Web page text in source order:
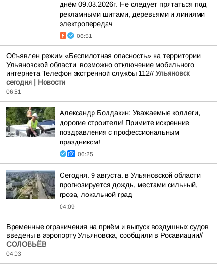
днём 09.08.2026г. Не следует прятаться под
рекламными щитами, деревьями и линиями
электропередач
06:51
Объявлен режим «Беспилотная опасность» на территории
Ульяновской области, возможно отключение мобильного
интернета Телефон экстренной службы 112// Ульяновск
сегодня | Новости
06:51
Александр Болдакин: Уважаемые коллеги,
дорогие строители! Примите искренние
поздравления с профессиональным
праздником!
06:25
Сегодня, 9 августа, в Ульяновской области
прогнозируется дождь, местами сильный,
гроза, локальной град
04:09
Временные ограничения на приём и выпуск воздушных судов
введены в аэропорту Ульяновска, сообщили в Росавиации//
СОЛОВЬЁВ
04:03